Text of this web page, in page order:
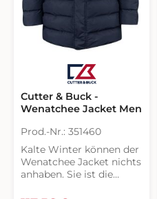
Cutter & Buck -
Wenatchee Jacket Men
Prod.-Nr.: 351460
Kalte Winter können der
Wenatchee Jacket nichts
anhaben. Sie ist die